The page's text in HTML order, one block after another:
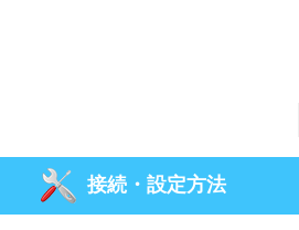
接続・ 設定方法